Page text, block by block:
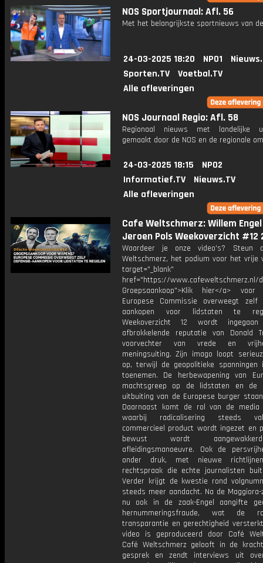
NOS Sportjournaal: Afl. 56
Met het belangrijkste sportnieuws van
24-03-2025 18:20 NPO1
Sporten.TV
Voetbal.TV
Alle afleveringen
NOS Journaal Regio: Afl. 58
Regionaal nieuws met landelijke
gemaakt door de NOS en de regionale
24-03-2025 18:15
NPO2
Informatief.TV
Nieuws.TV
Alle afleveringen
Cafe Weltschmerz: Willem
Jeroen Pols Weekoverzicht #12
Waardeer je onze video's? Steun
Weltschmerz, het podium voor het vrije
target="_blank"
href="https://www.cafeweltschmerz.nl/
Groepsaankoop">Klik hier</a> voor
Europese Commissie overweegt zelf
aankopen voor lidstaten te
Weekoverzicht 12 wordt
afbrokkelende reputatie van Donald
voorvechter van vrede en
meningsuiting. Zijn imago loopt
op, terwijl de geopolitieke spanningen
toenemen. De herbewapening van
machtsgreep op de lidstaten en de
uitbuiting van de Europese burger
Daarnaast komt de rol van de media
waarbij radicalisering steeds
commercieel product wordt ingezet en
bewust wordt
afleidingsmanoeuvre. Ook de
onder druk, met nieuwe
rechtspraak die echte journalisten
Verder krijgt de kwestie rond
steeds meer aandacht. Na de
nu ook in de zaak-Engel aangifte
hernummeringsfraude, wat de
transparantie en gerechtigheid
video is geproduceerd door Café
Café Weltschmerz gelooft in de
gesprek en zendt interviews uit